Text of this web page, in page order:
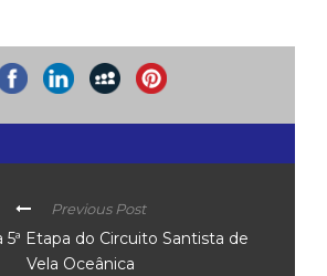
Previous Post
5ª Etapa do Circuito Santista de
Vela Oceânica